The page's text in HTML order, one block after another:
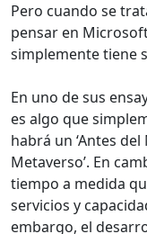
Pero cuando se
pensar en
simplemente tiene
En uno de sus
es algo que
habrá un ‘Antes del
Metaverso’. En
tiempo a medida
servicios y
embargo, el